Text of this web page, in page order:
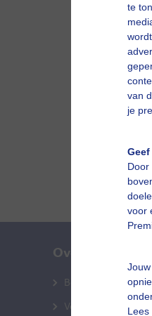
te
van
je
Door
voor
Lees
Door: Erica
Bekijk
Over Buienradar
Bedrijfsgegevens
Veelgestelde